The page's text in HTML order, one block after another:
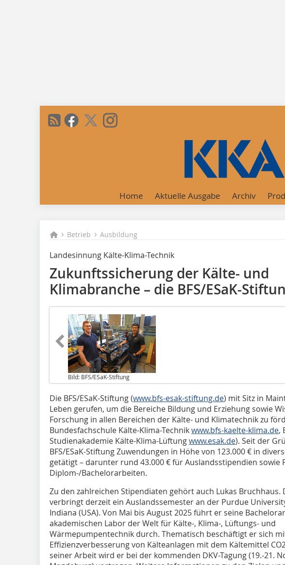
Home Aktuelle Ausgabe Archiv
Betrieb Ausbildung
Landesinnung Kälte-Klima-Technik
Zukunftssicherung der Kälte- und
Klimabranche – die BFS/ESaK-
Bild: BFS/ESaK-Stiftung
Die BFS/ESaK-Stiftung (www.bfs-esak-stiftung.de) mit Sitz in
Leben gerufen, um die Bereiche Bildung und Erziehung sowie
Forschung in allen Bereichen der Kälte- und Klimatechnik zu
Bundesfachschule Kälte-Klima-Technikwww.bfs-kaelte-klima.de,
Studienakademie Kälte-Klima-Lüftungwww.esak.de). Seit der
BFS/ESaK-Stiftung Zuwendungen in Höhe von 123.000 € in
getätigt – darunter rund 43.000 € für Auslandsstipendien sowie
Diplom-/Bachelorarbeiten.
Zu den zahlreichen Stipendiaten gehört auch Lukas Bruchhaus.
verbringt derzeit ein Auslandssemester an der Purdue
Indiana (USA). Von Mai bis August 2025 führt er seine
akademischen Labor der Welt für Kälte-, Klima-, Lüftungs- und
Wärmepumpentechnik durch. Thematisch beschäftigt er sich
Effizienzverbesserung von Kälteanlagen mit dem Kältemittel
seiner Arbeit wird er bei der kommenden DKV-Tagung (19.-21.